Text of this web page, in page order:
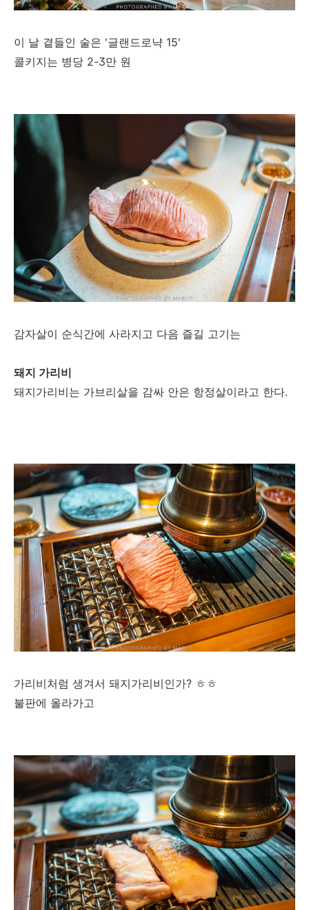
이 날 곁들인 술은 '글랜드로냑 15'
콜키지는 병당 2-3만 원
감자살이 순식간에 사라지고 다음 즐길 고기는
돼지 가리비
돼지가리비는 가브리살을 감싸 안은 항정살이라고 한다.
가리비처럼 생겨서 돼지가리비인가? ㅎㅎ
불판에 올라가고